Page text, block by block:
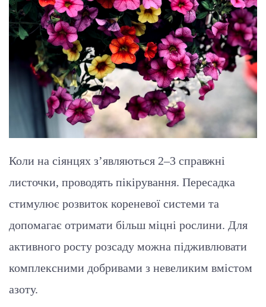
Коли на сіянцях з’являються 2–3 справжні
листочки, проводять пікірування. Пересадка
стимулює розвиток кореневої системи та
допомагає отримати більш міцні рослини. Для
активного росту розсаду можна підживлювати
комплексними добривами з невеликим вмістом
азоту.